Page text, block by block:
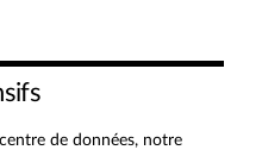
de données, notre